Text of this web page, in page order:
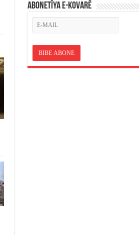
ABONETÎYA E-KOVARÊ